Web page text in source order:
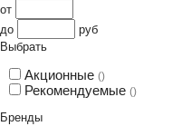
от
до
руб
Выбрать
Акционные ()
Рекомендуемые ()
Бренды